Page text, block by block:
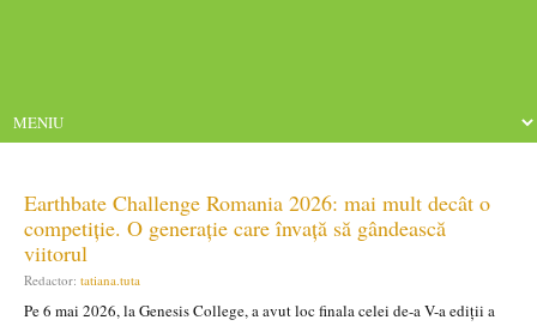
Earthbate Challenge Romania 2026: mai mult decât o
competiție. O generație care învață să gândească
viitorul
Redactor: tatiana.tuta
Pe 6 mai 2026, la Genesis College, a avut loc finala celei de-a V-a ediții a